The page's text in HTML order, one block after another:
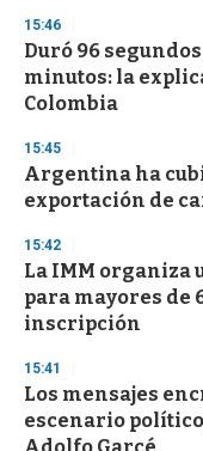
15:46
Duró 96
minutos: la
Colombia
15:45
Argentina ha
exportación de
15:42
La IMM organiza
para mayores de
inscripción
15:41
Los mensajes
escenario